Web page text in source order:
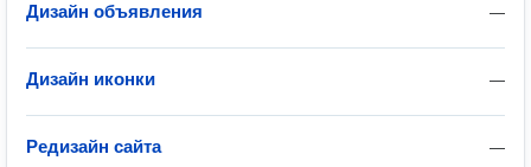
—
Дизайн объявления
—
Дизайн иконки
—
Редизайн сайта